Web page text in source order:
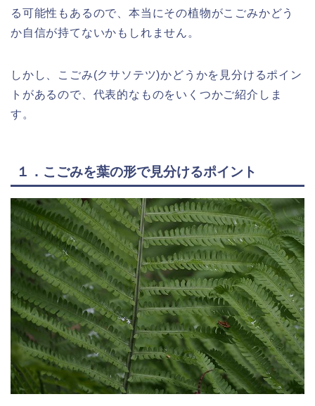
る可能性もあるので、本当にその植物がこごみかどう
か自信が持てないかもしれません。
しかし、こごみ(クサソテツ)かどうかを見分けるポイン
トがあるので、代表的なものをいくつかご紹介しま
す。
１．こごみを葉の形で見分けるポイント